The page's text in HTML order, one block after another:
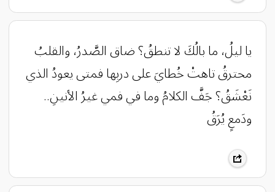
يا ليلُ، ما بالُكَ لا تنطقُ؟ ضاق الصَّدرُ، والقلبُ
محترقُ تاهتْ خُطايَ على دربِها فمتى يعودُ الذي
نَعْشَقُ؟ جَفَّ الكلامُ وما في فمي غيرُ الأنينِ..
ودَمعٍ يُرَقُ